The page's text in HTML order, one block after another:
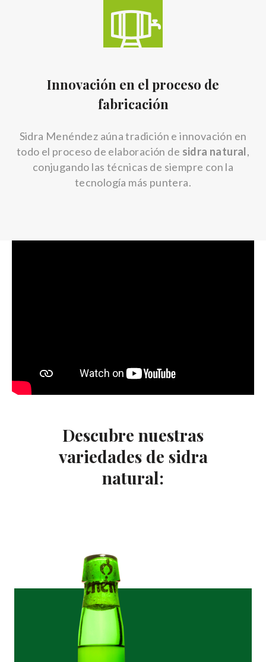
Innovación en el proceso de
fabricación
Sidra Menéndez aúna tradición e innovación en
todo el proceso de elaboración de sidra natural,
conjugando las técnicas de siempre con la
tecnología más puntera.
Descubre nuestras
variedades de sidra
natural: